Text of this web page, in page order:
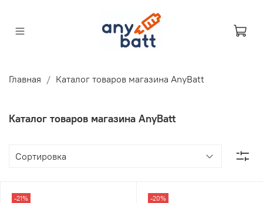
Главная Каталог товаров магазина AnyBatt
Каталог товаров магазина AnyBatt
-21% -20%